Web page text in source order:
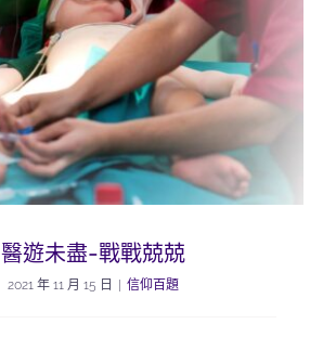
醫遊未盡-戰戰兢兢
2021 年 11 月 15 日 信仰百題